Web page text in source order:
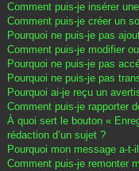
Comment puis-je insérer
Comment puis-je créer un
Pourquoi ne puis-je pas
Comment puis-je modifier
Pourquoi ne puis-je pas
Pourquoi ne puis-je pas
Pourquoi ai-je reçu un
Comment puis-je rapporter
À quoi sert le bouton «
rédaction d’un sujet ?
Pourquoi mon message a-t-
Comment puis-je remonter